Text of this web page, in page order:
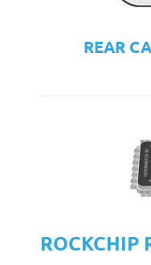
REAR
ROCKCHIP